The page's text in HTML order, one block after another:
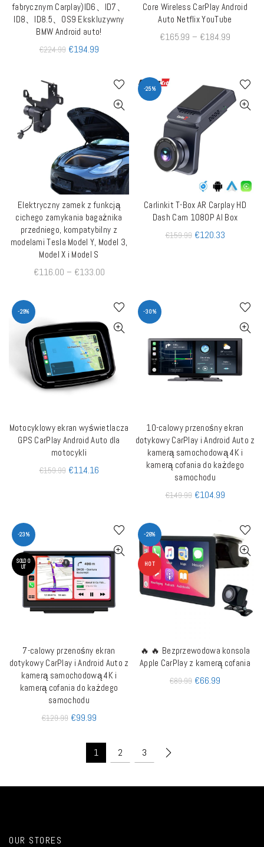
fabrycznym Carplay)ID6、ID7、
ID8、ID8.5、OS9 Ekskluzywny
BMW Android auto!
€224.99 €194.99
Core Wireless CarPlay Android
Auto Netflix YouTube
€165.99 – €184.99
QUICK SHOP
Elektryczny zamek z funkcją
cichego zamykania bagażnika
przedniego, kompatybilny z
modelami Tesla Model Y, Model 3,
Model X i Model S
€116.00 – €133.00
-25%
QUICK SHOP
Carlinkit T-Box AR Carplay HD
Dash Cam 1080P AI Box
€159.99 €120.33
-29%
DODAJ DO KOSZYKA
Motocyklowy ekran wyświetlacza
GPS CarPlay Android Auto dla
motocykli
€159.99 €114.16
-30%
DODAJ DO KOSZYKA
10-calowy przenośny ekran
dotykowy CarPlay i Android Auto z
kamerą samochodową 4K i
kamerą cofania do każdego
samochodu
€149.99 €104.99
-23%
SOLD O
UT
DOWIEDZ SIĘ WIĘCEJ
7-calowy przenośny ekran
dotykowy CarPlay i Android Auto z
kamerą samochodową 4K i
kamerą cofania do każdego
samochodu
€129.99 €99.99
-26%
HOT
DODAJ DO KOSZYKA
🔥 🔥 Bezprzewodowa konsola
Apple CarPlay z kamerą cofania
€89.99 €66.99
1 2 3
OUR STORES